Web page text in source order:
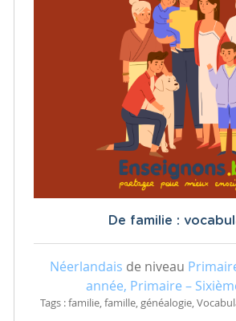
De familie :
Néerlandais de niveau
année, Primaire –
Tags : familie, famille, généalogie,